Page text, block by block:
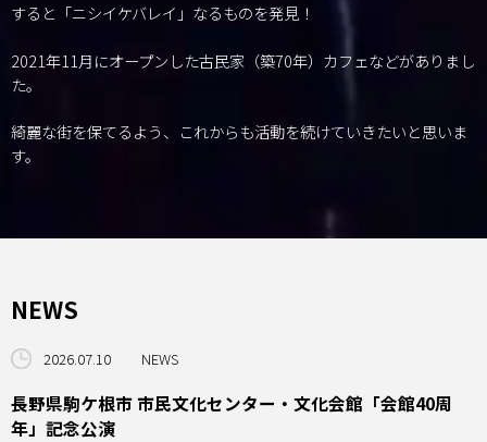
すると「ニシイケバレイ」なるものを発見！
2021年11月にオープンした古民家（築70年）カフェなどがありまし
た。
綺麗な街を保てるよう、これからも活動を続けていきたいと思いま
す。
NEWS
2026.07.10 NEWS
長野県駒ケ根市 市民文化センター・文化会館「会館40周
年」記念公演